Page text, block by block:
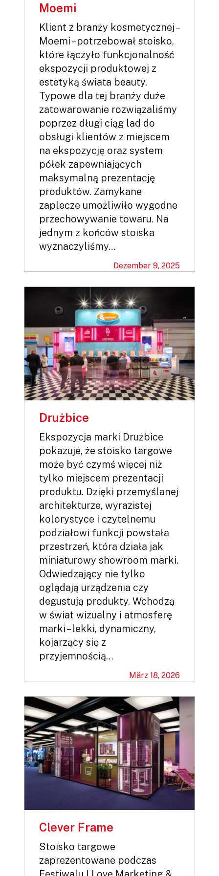
Moemi
Klient z branży kosmetycznej –
Moemi – potrzebował stoisko,
które łączyło funkcjonalność
ekspozycji produktowej z
estetyką świata beauty.
Typowe dla tej branży duże
zatowarowanie rozwiązaliśmy
poprzez długi ciąg lad do
obsługi klientów z miejscem
na ekspozycję oraz system
półek zapewniających
maksymalną prezentację
produktów. Zamykane
zaplecze umożliwiło wygodne
przechowywanie towaru. Na
jednym z końców stoiska
wyznaczyliśmy…
Dezember 9, 2025
Drużbice
Ekspozycja marki Drużbice
pokazuje, że stoisko targowe
może być czymś więcej niż
tylko miejscem prezentacji
produktu. Dzięki przemyślanej
architekturze, wyrazistej
kolorystyce i czytelnemu
podziałowi funkcji powstała
przestrzeń, która działa jak
miniaturowy showroom marki.
Odwiedzający nie tylko
oglądają urządzenia czy
degustują produkty. Wchodzą
w świat wizualny i atmosferę
marki – lekki, dynamiczny,
kojarzący się z
przyjemnością…
März 18, 2026
Clever Frame
Stoisko targowe
zaprezentowane podczas